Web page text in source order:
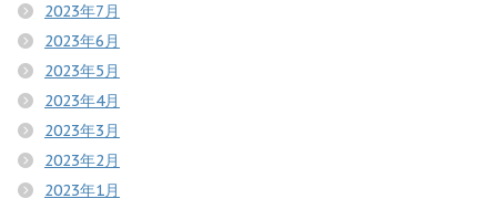
2023年7月
2023年6月
2023年5月
2023年4月
2023年3月
2023年2月
2023年1月